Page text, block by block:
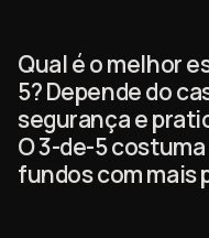
Qual é o melhor
5? Depende do
segurança e
O 3-de-5
fundos com mais